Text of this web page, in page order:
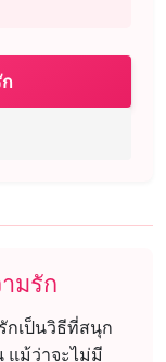
มรัก
กเป็นวิธีที่สนุก
แม้ว่าจะไม่มี